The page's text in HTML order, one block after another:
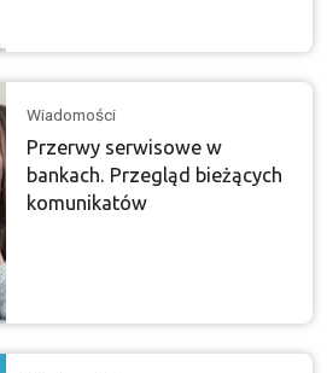
Wiadomości
Przerwy serwisowe w
bankach. Przegląd bieżących
komunikatów